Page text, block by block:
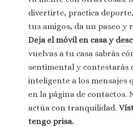
divertirte, practica
tus amigos, da un paseo y
Deja el móvil en casa y
vuelvas a tu casa sabrás
sentimental y contestarás
inteligente a los mensajes
en la página de contactos.
actúa con tranquilidad.
tengo prisa.